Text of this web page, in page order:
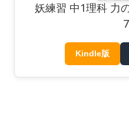
妖練習 中1理科 力
Kindle版